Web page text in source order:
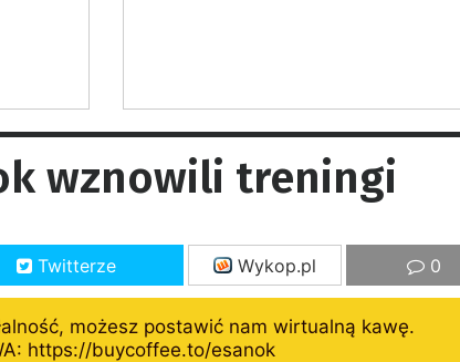
wznowili treningi
Twitterze Wykop.pl 0
możesz postawić nam wirtualną kawę.
https://buycoffee.to/esanok